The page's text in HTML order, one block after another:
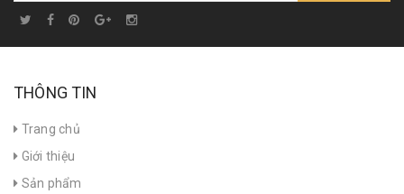
THÔNG TIN
Trang chủ
Giới thiệu
Sản phẩm